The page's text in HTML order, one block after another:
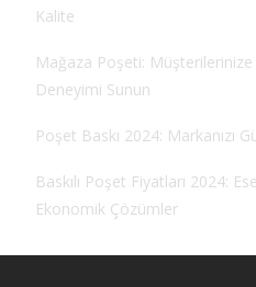
Kalite
Mağaza Poşeti:
Deneyimi Sunun
Poşet Baskı 2024: Markanızı
Baskılı Poşet Fiyatları 2024:
Ekonomik Çözümler